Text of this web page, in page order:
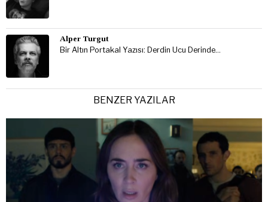
Alper Turgut
Bir Altın Portakal Yazısı: Derdin Ucu Derinde…
BENZER YAZILAR